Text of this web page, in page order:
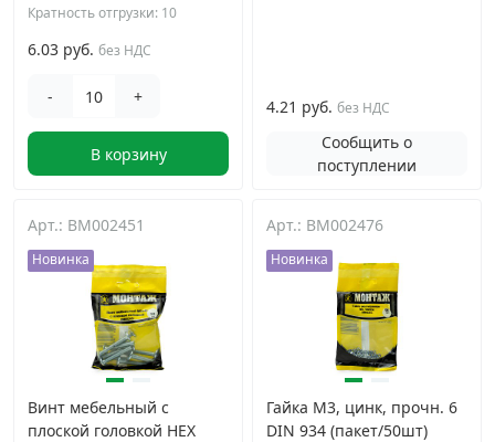
Кратность отгрузки: 10
6.03 руб. без НДС
- +
В корзину
4.21 руб. без НДС
Сообщить о
поступлении
Арт.: BM002451
Новинка
Винт мебельный с
плоской головкой HEX
Арт.: BM002476
Новинка
Гайка М3, цинк, прочн. 6
DIN 934 (пакет/50шт)